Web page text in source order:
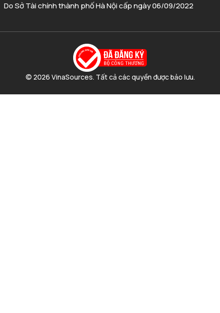
Do Sở Tài chính thành phố Hà Nội cấp ngày 06/09/2022
© 2026 VinaSources. Tất cả các quyền được bảo lưu.